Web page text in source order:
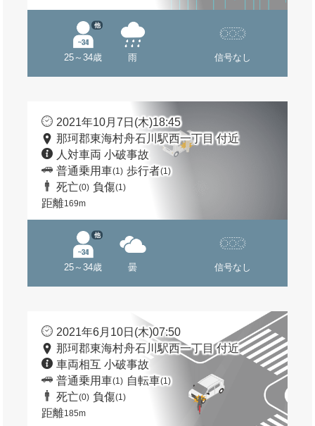
25～34歳
他
雨 信号なし
2021年10月7日(木)18:45
那珂郡東海村舟石川駅西一丁目 付近
人対車両 小破事故
普通乗用車(1) 歩行者(1)
死亡(0) 負傷(1)
距離169m
25～34歳
他
曇 信号なし
2021年6月10日(木)07:50
那珂郡東海村舟石川駅西一丁目 付近
車両相互 小破事故
普通乗用車(1) 自転車(1)
死亡(0) 負傷(1)
距離185m